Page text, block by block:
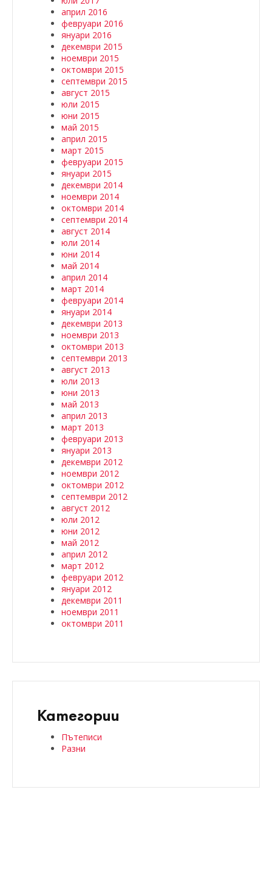
април 2016
февруари 2016
януари 2016
декември 2015
ноември 2015
октомври 2015
септември 2015
август 2015
юли 2015
юни 2015
май 2015
април 2015
март 2015
февруари 2015
януари 2015
декември 2014
ноември 2014
октомври 2014
септември 2014
август 2014
юли 2014
юни 2014
май 2014
април 2014
март 2014
февруари 2014
януари 2014
декември 2013
ноември 2013
октомври 2013
септември 2013
август 2013
юли 2013
юни 2013
май 2013
април 2013
март 2013
февруари 2013
януари 2013
декември 2012
ноември 2012
октомври 2012
септември 2012
август 2012
юли 2012
юни 2012
май 2012
април 2012
март 2012
февруари 2012
януари 2012
декември 2011
ноември 2011
октомври 2011
Категории
Пътеписи
Разни